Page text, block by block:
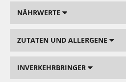
NÄHRWERTE
ZUTATEN UND ALLERGENE
INVERKEHRBRINGER